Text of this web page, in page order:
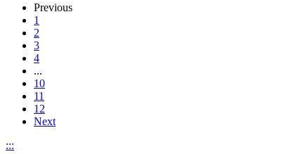
Previous
1
2
3
4
...
10
11
12
Next
:::